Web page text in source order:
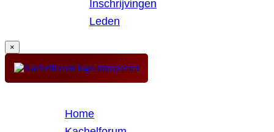
Inschrijvingen
Leden
×
Home